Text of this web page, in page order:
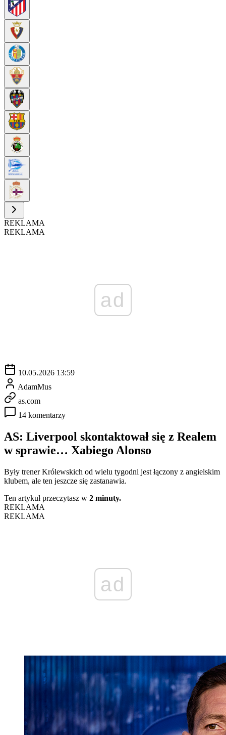
REKLAMA
REKLAMA
ad
10.05.2026 13:59
AdamMus
as.com
14 komentarzy
AS: Liverpool skontaktował się z Realem
w sprawie… Xabiego Alonso
Były trener Królewskich od wielu tygodni jest łączony z angielskim
klubem, ale ten jeszcze się zastanawia.
Ten artykuł przeczytasz w 2 minuty.
REKLAMA
REKLAMA
ad